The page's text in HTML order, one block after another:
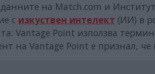
на Match.com и
с изкуствен интелект (ИИ) в
Vantage Point използва
на Vantage Point е признал,